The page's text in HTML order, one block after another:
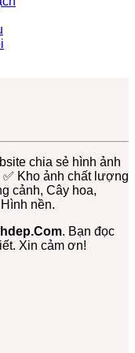
Gấu
Trúc,
Gấu
Dâu,
Gấu
Bông
Free
chia sẻ hình ảnh
Kho ảnh chất lượng
cảnh, Cây hoa,
nền.
. Bạn đọc
Xin cảm ơn!